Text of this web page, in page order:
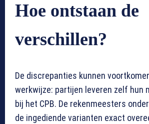
Hoe ontstaan de
verschillen?
De discrepanties kunnen
werkwijze: partijen leveren zelf hun
bij het CPB. De rekenmeesters
de ingediende varianten exact